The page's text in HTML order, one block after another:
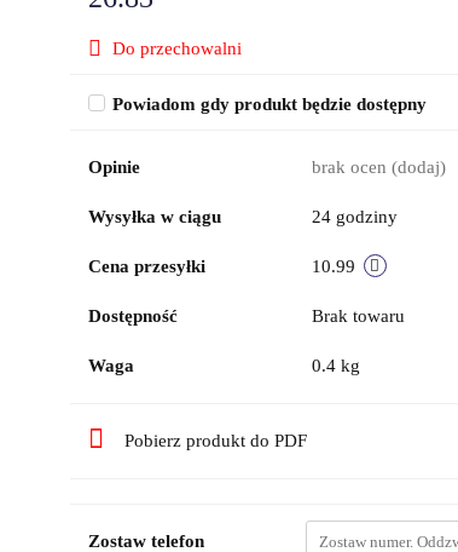
Do przechowalni
Powiadom gdy produkt będzie dostępny
Opinie brak ocen (dodaj)
Wysyłka w ciągu 24 godziny
Cena przesyłki 10.99
Dostępność Brak towaru
Waga 0.4 kg
Pobierz produkt do PDF
Zostaw telefon